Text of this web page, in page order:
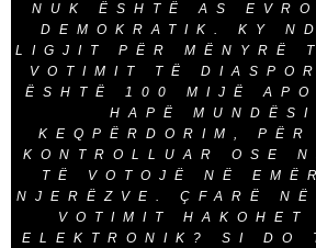
NUK ËSHTË AS
DEMOKRATIK. KY
LIGJIT PËR MËNYRË
VOTIMIT TË
ËSHTË 100 MIJË
HAPË MUNDËSI
KEQPËRDORIM,
KONTROLLUAR OSE
TË VOTOJË NË
NJERËZVE. ÇFARË
VOTIMIT HAKOHET
ELEKTRONIK? SI DO